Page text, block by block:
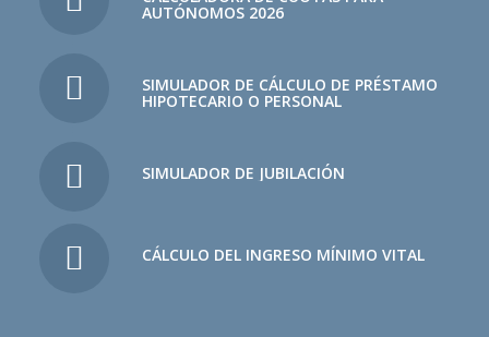
AUTÓNOMOS 2026
SIMULADOR DE CÁLCULO DE PRÉSTAMO
HIPOTECARIO O PERSONAL
SIMULADOR DE JUBILACIÓN
CÁLCULO DEL INGRESO MÍNIMO VITAL